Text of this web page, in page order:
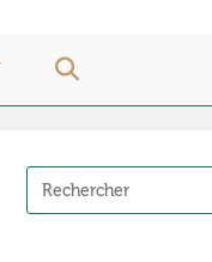
TOGGLE
SEARCH